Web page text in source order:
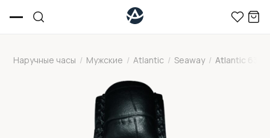
Наручные часы / Мужские / Atlantic / Seaway / Atlantic